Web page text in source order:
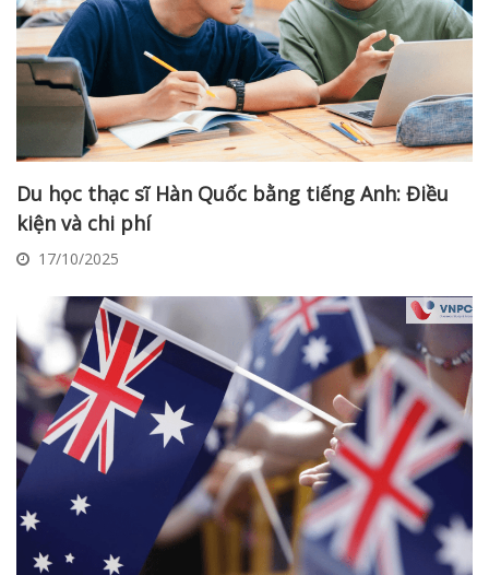
Du học thạc sĩ Hàn Quốc bằng tiếng Anh: Điều
kiện và chi phí
17/10/2025